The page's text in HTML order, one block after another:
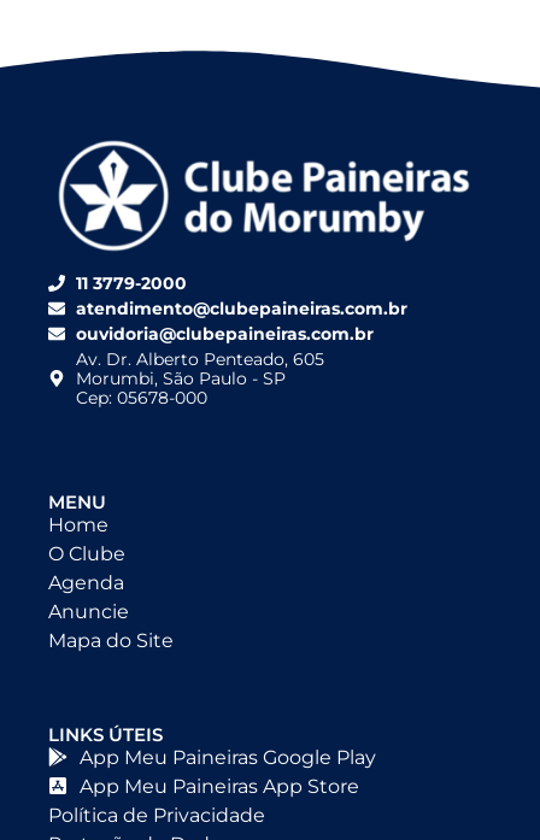
11 3779-2000
atendimento@clubepaineiras.com.br
ouvidoria@clubepaineiras.com.br
Av. Dr. Alberto Penteado, 605
Morumbi, São Paulo - SP
Cep: 05678-000
MENU
Home
O Clube
Agenda
Anuncie
Mapa do Site
LINKS ÚTEIS
App Meu Paineiras Google Play
App Meu Paineiras App Store
Política de Privacidade